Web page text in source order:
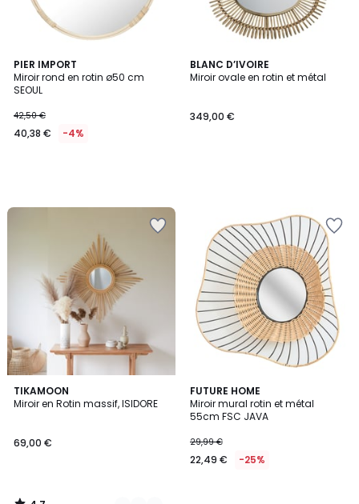
PIER IMPORT
Miroir rond en rotin ø50 cm
SEOUL
42,50 €
40,38 € -4%
BLANC D’IVOIRE
Miroir ovale en rotin et métal
349,00 €
TIKAMOON
Miroir en Rotin massif, ISIDORE
69,00 €
4,7
/ 5
2
Couleurs
FUTURE HOME
Miroir mural rotin et métal
55cm FSC JAVA
29,99 €
22,49 € -25%